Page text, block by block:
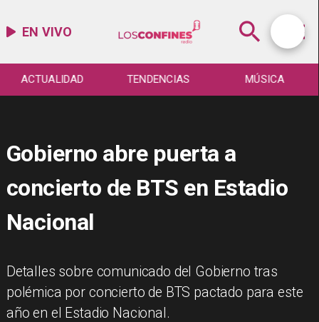
EN VIVO
ACTUALIDAD TENDENCIAS MÚSICA
Gobierno abre puerta a
concierto de BTS en Estadio
Nacional
Detalles sobre comunicado del Gobierno tras
polémica por concierto de BTS pactado para este
año en el Estadio Nacional.